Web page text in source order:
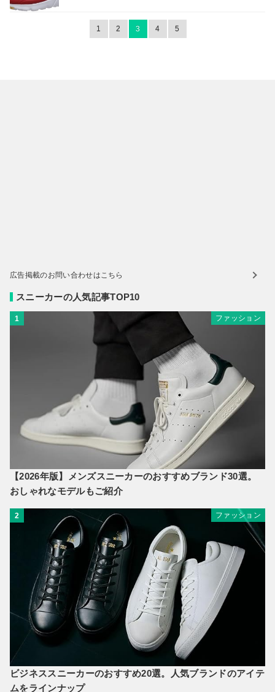
1 2 3 4 5
広告掲載のお問い合わせはこちら
スニーカーの人気記事TOP10
1 ファッション
【2026年版】メンズスニーカーのおすすめブランド30選。
おしゃれなモデルもご紹介
2 ファッション
ビジネススニーカーのおすすめ20選。人気ブランドのアイテ
ムをラインナップ